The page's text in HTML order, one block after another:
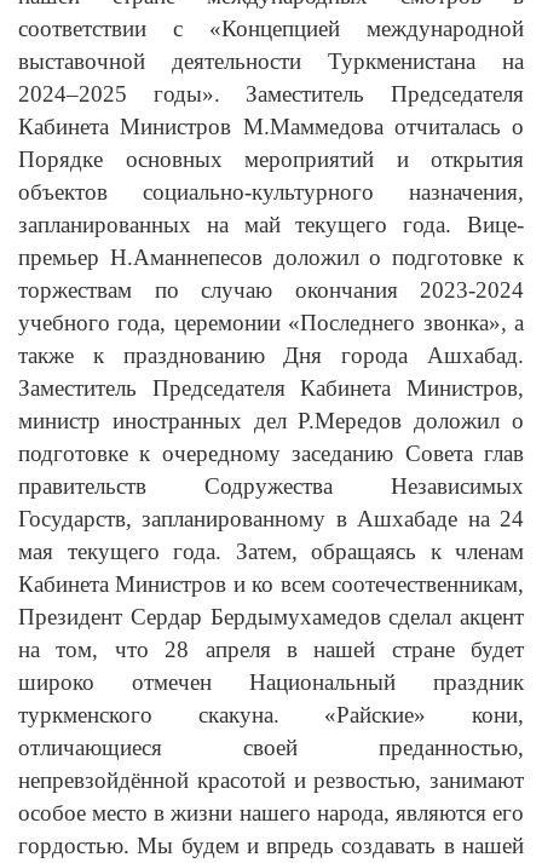
соответствии с «Концепцией международной
выставочной деятельности Туркменистана на
2024–2025 годы». Заместитель Председателя
Кабинета Министров М.Маммедова отчиталась о
Порядке основных мероприятий и открытия
объектов социально-культурного назначения,
запланированных на май текущего года. Вице-
премьер Н.Аманнепесов доложил о подготовке к
торжествам по случаю окончания 2023-2024
учебного года, церемонии «Последнего звонка», а
также к празднованию Дня города Ашхабад.
Заместитель Председателя Кабинета Министров,
министр иностранных дел Р.Мередов доложил о
подготовке к очередному заседанию Совета глав
правительств Содружества Независимых
Государств, запланированному в Ашхабаде на 24
мая текущего года. Затем, обращаясь к членам
Кабинета Министров и ко всем соотечественникам,
Президент Сердар Бердымухамедов сделал акцент
на том, что 28 апреля в нашей стране будет
широко отмечен Национальный праздник
туркменского скакуна. «Райские» кони,
отличающиеся своей преданностью,
непревзойдённой красотой и резвостью, занимают
особое место в жизни нашего народа, являются его
гордостью. Мы будем и впредь создавать в нашей